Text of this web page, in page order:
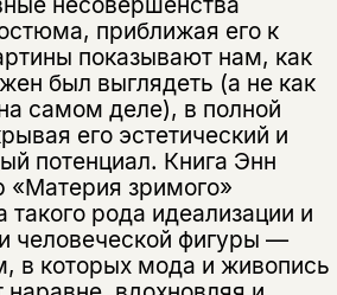
приближая его к
показывают нам, как
был выглядеть (а не как
самом деле), в полной
его эстетический и
потенциал. Книга Энн
«Материя зримого»
такого рода идеализации и
человеческой фигуры —
в которых мода и живопись